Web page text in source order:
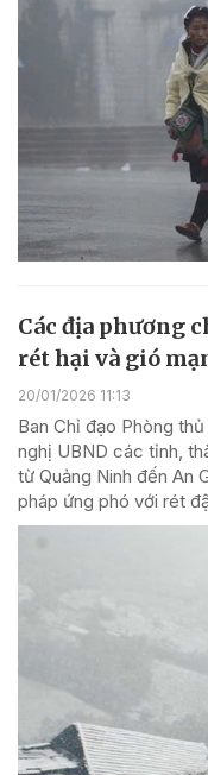
Các địa phương
rét hại và gió
20/01/2026 11:13
Ban Chỉ đạo Phòng
nghị UBND các tỉnh,
từ Quảng Ninh đến An
pháp ứng phó với rét